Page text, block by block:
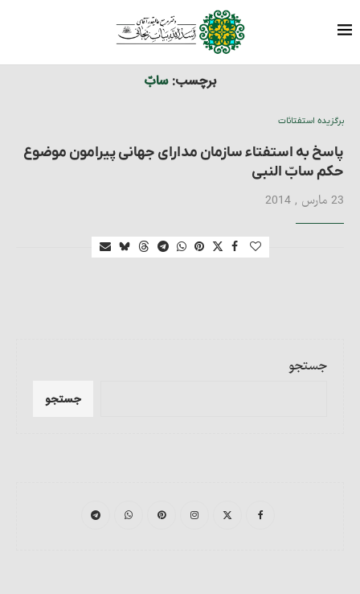
نوشته های برچسب شده با "سابّ"
برچسب:سابّ
برگزیده استفتائات
پاسخ به استفتاء سازمان مدارای جهانی پیرامون موضوع
حکم سابّ النبی
23 مارس , 2014
جستجو
جستجو